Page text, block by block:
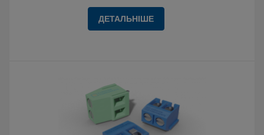
ДЕТАЛЬНІШЕ